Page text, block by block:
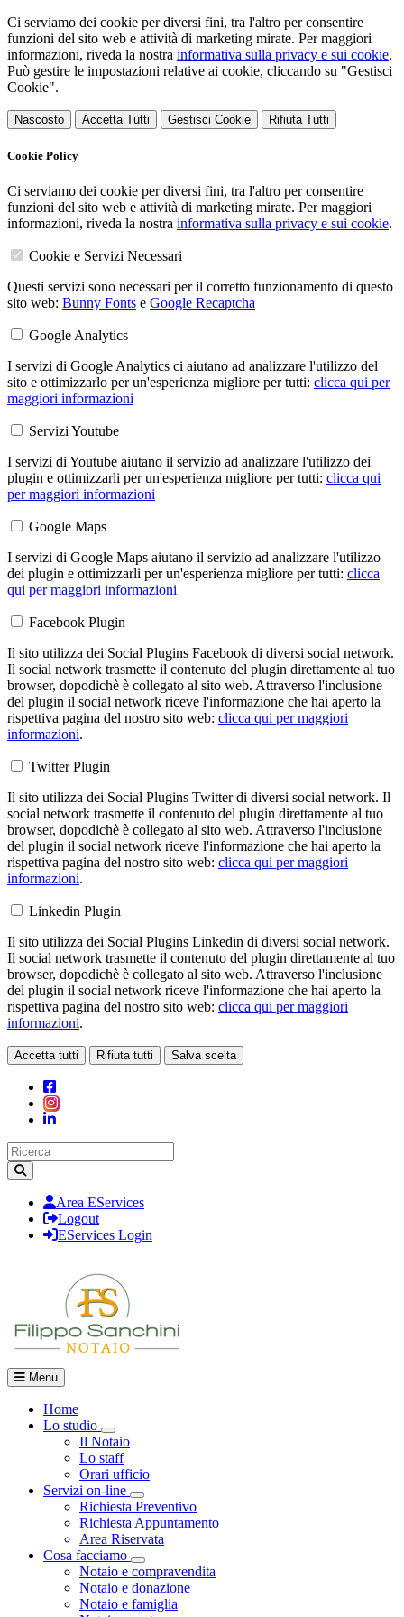
Ci serviamo dei cookie per diversi fini, tra l'altro per consentire
funzioni del sito web e attività di marketing mirate. Per maggiori
informazioni, riveda la nostra informativa sulla privacy e sui cookie.
Può gestire le impostazioni relative ai cookie, cliccando su "Gestisci
Cookie".
Nascosto Accetta Tutti Gestisci Cookie Rifiuta Tutti
Cookie Policy
Ci serviamo dei cookie per diversi fini, tra l'altro per consentire
funzioni del sito web e attività di marketing mirate. Per maggiori
informazioni, riveda la nostra informativa sulla privacy e sui cookie.
Cookie e Servizi Necessari
Questi servizi sono necessari per il corretto funzionamento di questo
sito web: Bunny Fonts e Google Recaptcha
Google Analytics
I servizi di Google Analytics ci aiutano ad analizzare l'utilizzo del
sito e ottimizzarlo per un'esperienza migliore per tutti: clicca qui per
maggiori informazioni
Servizi Youtube
I servizi di Youtube aiutano il servizio ad analizzare l'utilizzo dei
plugin e ottimizzarli per un'esperienza migliore per tutti: clicca qui
per maggiori informazioni
Google Maps
I servizi di Google Maps aiutano il servizio ad analizzare l'utilizzo
dei plugin e ottimizzarli per un'esperienza migliore per tutti: clicca
qui per maggiori informazioni
Facebook Plugin
Il sito utilizza dei Social Plugins Facebook di diversi social network.
Il social network trasmette il contenuto del plugin direttamente al tuo
browser, dopodichè è collegato al sito web. Attraverso l'inclusione
del plugin il social network riceve l'informazione che hai aperto la
rispettiva pagina del nostro sito web: clicca qui per maggiori
informazioni.
Twitter Plugin
Il sito utilizza dei Social Plugins Twitter di diversi social network. Il
social network trasmette il contenuto del plugin direttamente al tuo
browser, dopodichè è collegato al sito web. Attraverso l'inclusione
del plugin il social network riceve l'informazione che hai aperto la
rispettiva pagina del nostro sito web: clicca qui per maggiori
informazioni.
Linkedin Plugin
Il sito utilizza dei Social Plugins Linkedin di diversi social network.
Il social network trasmette il contenuto del plugin direttamente al tuo
browser, dopodichè è collegato al sito web. Attraverso l'inclusione
del plugin il social network riceve l'informazione che hai aperto la
rispettiva pagina del nostro sito web: clicca qui per maggiori
informazioni.
Accetta tutti Rifiuta tutti Salva scelta
Area EServices
Logout
EServices Login
Menu
Home
Lo studio
Visualizza menù di secondo livello
Il Notaio
Lo staff
Orari ufficio
Servizi on-line
Visualizza menù di secondo livello
Richiesta Preventivo
Richiesta Appuntamento
Area Riservata
Cosa facciamo
Visualizza menù di secondo livello
Notaio e compravendita
Notaio e donazione
Notaio e famiglia